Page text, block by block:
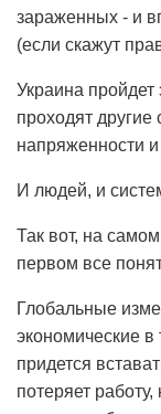
зараженных - и
(если скажут
Украина пройдет
проходят
напряженности и
И людей, и
Так вот, на
первом все
Глобальные
экономические в
придется
потеряет работу,